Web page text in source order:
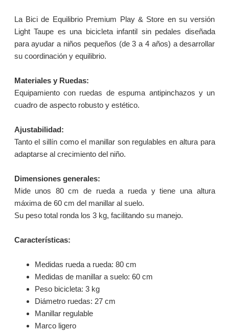
La Bici de Equilibrio Premium Play & Store en su versión
Light Taupe es una bicicleta infantil sin pedales diseñada
para ayudar a niños pequeños (de 3 a 4 años) a desarrollar
su coordinación y equilibrio.
Materiales y Ruedas:
Equipamiento con ruedas de espuma antipinchazos y un
cuadro de aspecto robusto y estético.
Ajustabilidad:
Tanto el sillín como el manillar son regulables en altura para
adaptarse al crecimiento del niño.
Dimensiones generales:
Mide unos 80 cm de rueda a rueda y tiene una altura
máxima de 60 cm del manillar al suelo.
Su peso total ronda los 3 kg, facilitando su manejo.
Características:
Medidas rueda a rueda: 80 cm
Medidas de manillar a suelo: 60 cm
Peso bicicleta: 3 kg
Diámetro ruedas: 27 cm
Manillar regulable
Marco ligero